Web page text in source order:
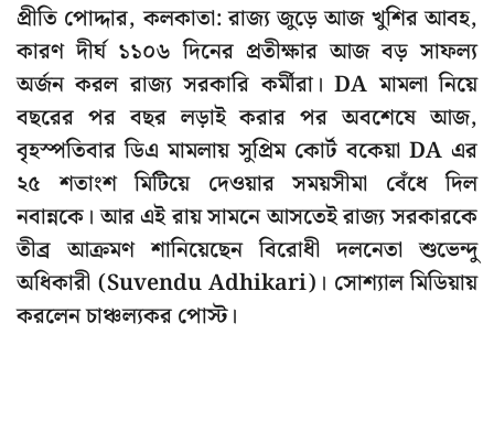
প্রীতি পোদ্দার, কলকাতা: রাজ্য জুড়ে আজ খুশির আবহ,
কারণ দীর্ঘ ১১০৬ দিনের প্রতীক্ষার আজ বড় সাফল্য
অর্জন করল রাজ্য সরকারি কর্মীরা। DA মামলা নিয়ে
বছরের পর বছর লড়াই করার পর অবশেষে আজ,
বৃহস্পতিবার ডিএ মামলায় সুপ্রিম কোর্ট বকেয়া DA এর
২৫ শতাংশ মিটিয়ে দেওয়ার সময়সীমা বেঁধে দিল
নবান্নকে। আর এই রায় সামনে আসতেই রাজ্য সরকারকে
তীব্র আক্রমণ শানিয়েছেন বিরোধী দলনেতা শুভেন্দু
অধিকারী (Suvendu Adhikari)। সোশ্যাল মিডিয়ায়
করলেন চাঞ্চল্যকর পোস্ট।